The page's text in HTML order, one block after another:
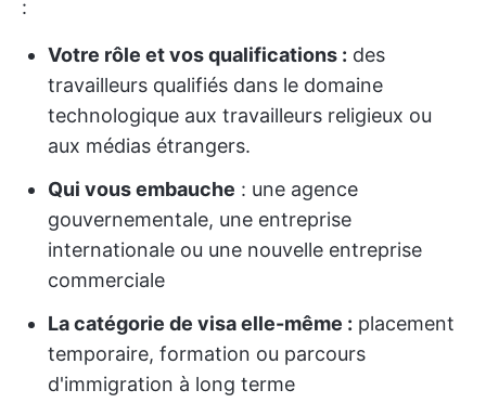
:
Votre rôle et vos qualifications : des
travailleurs qualifiés dans le domaine
technologique aux travailleurs religieux ou
aux médias étrangers.
Qui vous embauche : une agence
gouvernementale, une entreprise
internationale ou une nouvelle entreprise
commerciale
La catégorie de visa elle-même : placement
temporaire, formation ou parcours
d'immigration à long terme